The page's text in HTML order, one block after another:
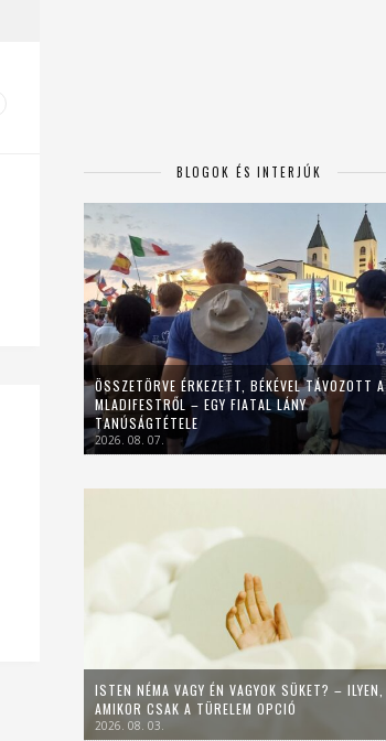
BLOGOK ÉS INTERJÚK
ÖSSZETÖRVE ÉRKEZETT, BÉKÉVEL TÁVOZOTT A
MLADIFESTRŐL – EGY FIATAL LÁNY
TANÚSÁGTÉTELE
2026. 08. 07.
ISTEN NÉMA VAGY ÉN VAGYOK SÜKET? – ILYEN,
AMIKOR CSAK A TÜRELEM OPCIÓ
2026. 08. 03.